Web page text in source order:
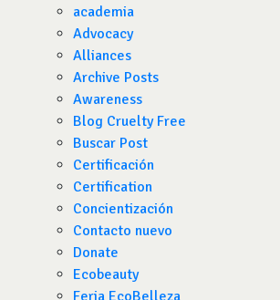
academia
Advocacy
Alliances
Archive Posts
Awareness
Blog Cruelty Free
Buscar Post
Certificación
Certification
Concientización
Contacto nuevo
Donate
Ecobeauty
Feria EcoBelleza